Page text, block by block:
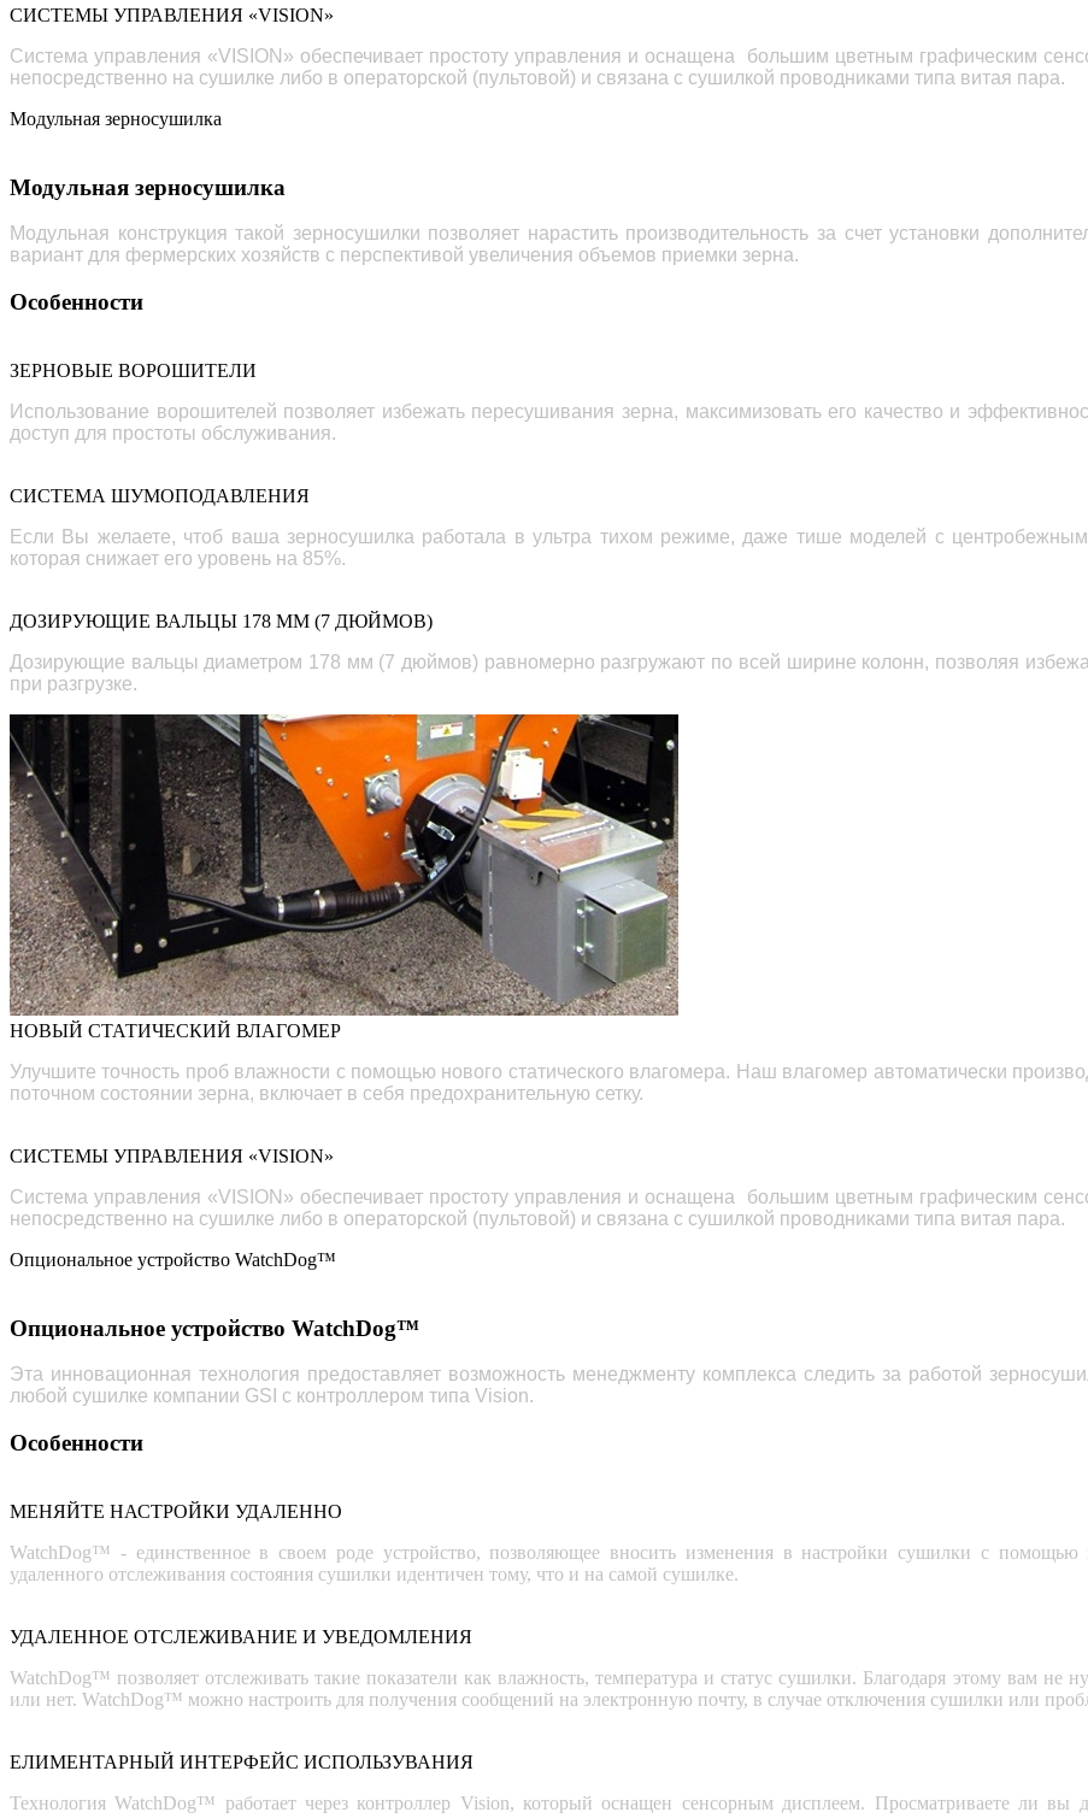
СИСТЕМЫ УПРАВЛЕНИЯ «VISION»
Система управления «VISION» обеспечивает простоту управления и оснащена большим цветным графическим
непосредственно на сушилке либо в операторской (пультовой) и связана с сушилкой проводниками типа витая пара.
Модульная зерносушилка
Модульная зерносушилка
Модульная конструкция такой зерносушилки позволяет нарастить производительность за счет установки
вариант для фермерских хозяйств с перспективой увеличения объемов приемки зерна.
Особенности
ЗЕРНОВЫЕ ВОРОШИТЕЛИ
Использование ворошителей позволяет избежать пересушивания зерна, максимизовать его качество и
доступ для простоты обслуживания.
СИСТЕМА ШУМОПОДАВЛЕНИЯ
Если Вы желаете, чтоб ваша зерносушилка работала в ультра тихом режиме, даже тише моделей с центробежны
которая снижает его уровень на 85%.
ДОЗИРУЮЩИЕ ВАЛЬЦЫ 178 ММ (7 ДЮЙМОВ)
Дозирующие вальцы диаметром 178 мм (7 дюймов) равномерно разгружают по всей ширине колонн, позволяя
при разгрузке.
НОВЫЙ СТАТИЧЕСКИЙ ВЛАГОМЕР
Улучшите точность проб влажности с помощью нового статического влагомера. Наш влагомер автоматически
поточном состоянии зерна, включает в себя предохранительную сетку.
СИСТЕМЫ УПРАВЛЕНИЯ «VISION»
Система управления «VISION» обеспечивает простоту управления и оснащена большим цветным графическим
непосредственно на сушилке либо в операторской (пультовой) и связана с сушилкой проводниками типа витая пара.
Опциональное устройство WatchDog™
Опциональное устройство WatchDog™
Эта инновационная технология предоставляет возможность менеджменту комплекса следить за работой
любой сушилке компании GSI с контроллером типа Vision.
Особенности
МЕНЯЙТЕ НАСТРОЙКИ УДАЛЕННО
WatchDog™ - единственное в своем роде устройство, позволяющее вносить изменения в настройки сушилки с
удаленного отслеживания состояния сушилки идентичен тому, что и на самой сушилке.
УДАЛЕННОЕ ОТСЛЕЖИВАНИЕ И УВЕДОМЛЕНИЯ
WatchDog™ позволяет отслеживать такие показатели как влажность, температура и статус сушилки. Благодаря этому вам
или нет. WatchDog™ можно настроить для получения сообщений на электронную почту, в случае отключения сушилки или
ЕЛИМЕНТАРНЫЙ ИНТЕРФЕЙС ИСПОЛЬЗУВАНИЯ
Технология WatchDog™ работает через контроллер Vision, который оснащен сенсорным дисплеем. Просматриваете ли